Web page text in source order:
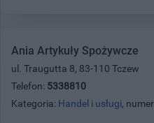
Ania Artykuły Spożywcze
ul. Traugutta 8, 83-110 Tczew
Telefon: 5338810
Kategoria: Handel i usługi,